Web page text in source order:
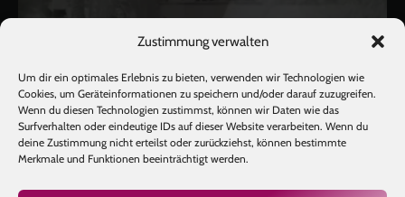
Zustimmung verwalten
Um dir ein optimales Erlebnis zu bieten, verwenden wir Technologien wie
Cookies, um Geräteinformationen zu speichern und/oder darauf zuzugreifen.
Wenn du diesen Technologien zustimmst, können wir Daten wie das
Surfverhalten oder eindeutige IDs auf dieser Website verarbeiten. Wenn du
deine Zustimmung nicht erteilst oder zurückziehst, können bestimmte
Merkmale und Funktionen beeinträchtigt werden.
Mehr laden Auf Instagram folgen